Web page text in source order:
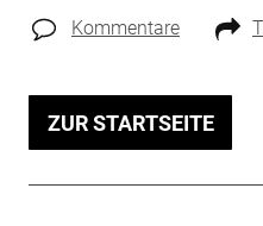
Kommentare
ZUR STARTSEITE